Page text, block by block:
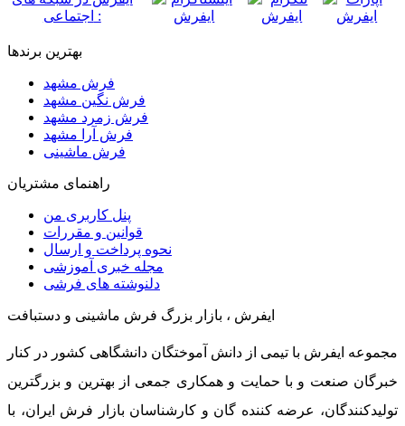
اجتماعی :
بهترین برندها
فرش مشهد
فرش نگین مشهد
فرش زمرد مشهد
فرش آرا مشهد
فرش ماشینی
راهنمای مشتریان
پنل کاربری من
قوانین و مقررات
نحوه پرداخت و ارسال
مجله خبری آموزشی
دلنوشته های فرشی
ایفرش ، بازار بزرگ فرش ماشینی و دستبافت
مجموعه ایفرش با تیمی از دانش آموختگان دانشگاهی کشور در کنار
خبرگان صنعت و با حمایت و همکاری جمعی از بهترین و بزرگترین
تولیدکنندگان، عرضه کننده گان و کارشناسان بازار فرش ایران، با